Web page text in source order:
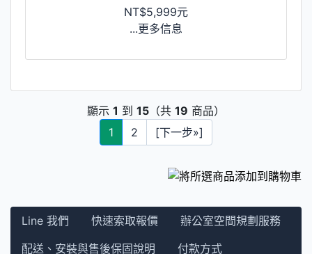
NT$5,999元
...更多信息
顯示 1 到 15 （共 19 商品）
1
2 [下一步»]
Line 我們 快速索取報價
辦公室空間規劃服務
配送、安裝與售後保固說明
付款方式